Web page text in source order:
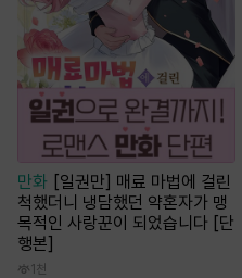
만화 [일권만] 매료 마법에 걸린
척했더니 냉담했던 약혼자가 맹
목적인 사랑꾼이 되었습니다 [단
행본]
1천